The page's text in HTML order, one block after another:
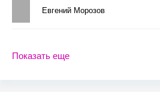
Евгений Морозов
Показать еще